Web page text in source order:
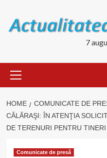
content
7
Menu
HOME COMUNICATE DE
CĂLĂRAŞI: ÎN ATENŢIA
DE TERENURI PENTRU TINERI
Comunicate de presă